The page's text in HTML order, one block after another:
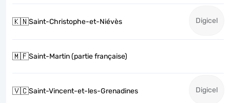
🇰🇳Saint-Christophe-et-Niévès Digicel
🇲🇫Saint-Martin (partie française)
🇻🇨Saint-Vincent-et-les-Grenadines Digicel